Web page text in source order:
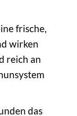
frische,
wirken
reich an
das